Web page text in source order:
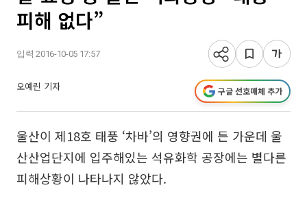
피해 없다”
입력 2016-10-05 17:57
오예린 기자 구글 선호매체 추가
울산이 제18호 태풍 ‘차바’의 영향권에 든 가운데 울
산산업단지에 입주해있는 석유화학 공장에는 별다른
피해상황이 나타나지 않았다.